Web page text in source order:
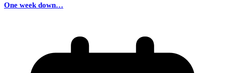
One week down…